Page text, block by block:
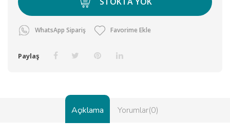
WhatsApp Sipariş Favorime Ekle
Paylaş
Açıklama Yorumlar(0)